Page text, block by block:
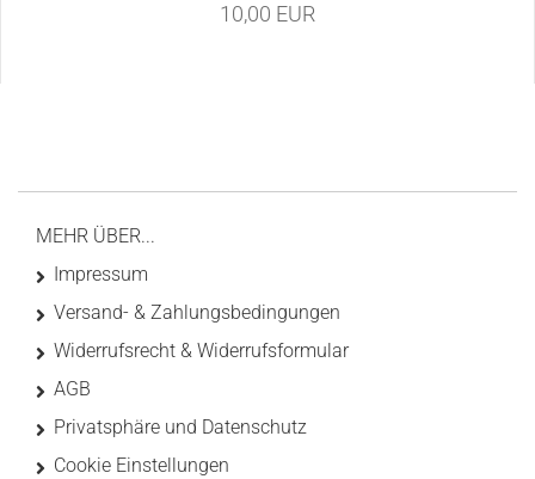
10,00 EUR
MEHR ÜBER...
Impressum
Versand- & Zahlungsbedingungen
Widerrufsrecht & Widerrufsformular
AGB
Privatsphäre und Datenschutz
Cookie Einstellungen